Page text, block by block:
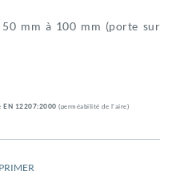
mm à 100 mm (porte sur
EN 12207:2000 (perméabilité de l'aire)